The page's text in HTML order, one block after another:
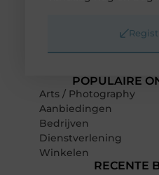
POPULAIRE
Arts / Photography
Aanbiedingen
Bedrijven
Dienstverlening
Winkelen
RECENTE